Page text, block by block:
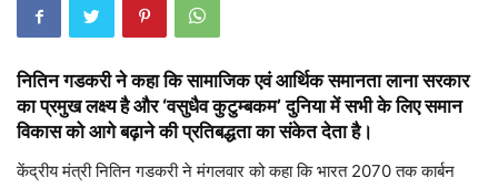
नितिन गडकरी ने कहा कि सामाजिक एवं आर्थिक समानता लाना सरकार
का प्रमुख लक्ष्य है और ‘वसुधैव कुटुम्बकम’ दुनिया में सभी के लिए समान
विकास को आगे बढ़ाने की प्रतिबद्धता का संकेत देता है।
केंद्रीय मंत्री नितिन गडकरी ने मंगलवार को कहा कि भारत 2070 तक कार्बन